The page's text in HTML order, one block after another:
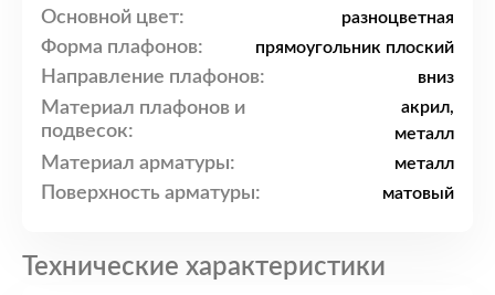
Основной цвет: разноцветная
Форма плафонов: прямоугольник плоский
Направление плафонов: вниз
Материал плафонов и
подвесок:
акрил,
металл
Материал арматуры: металл
Поверхность арматуры: матовый
Технические характеристики